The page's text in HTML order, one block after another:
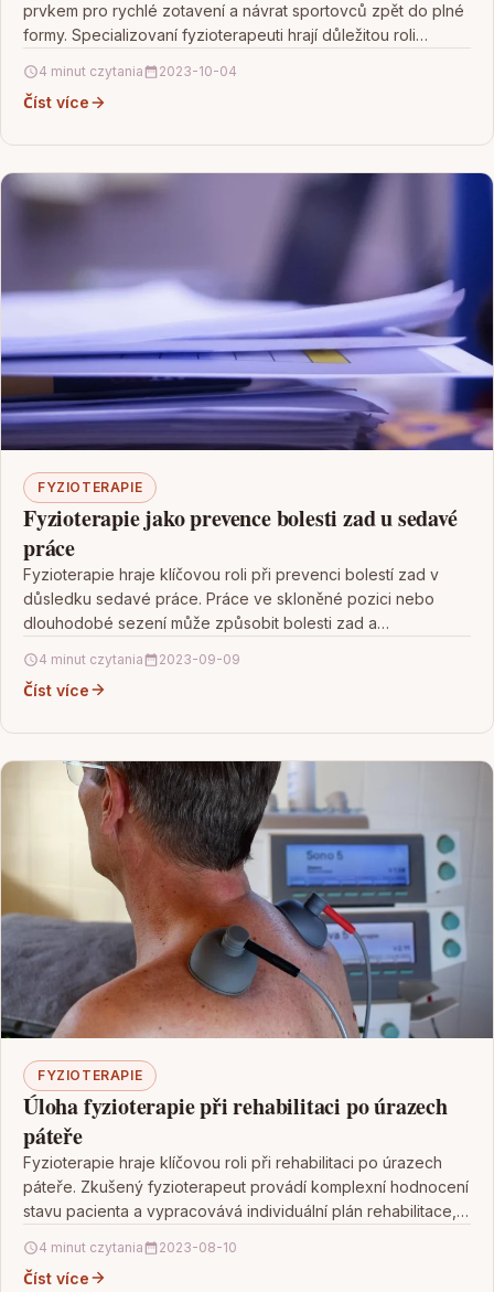
prvkem pro rychlé zotavení a návrat sportovců zpět do plné
formy. Specializovaní fyzioterapeuti hrají důležitou roli…
4 minut czytania 2023-10-04
Číst více
FYZIOTERAPIE
Fyzioterapie jako prevence bolesti zad u sedavé
práce
Fyzioterapie hraje klíčovou roli při prevenci bolestí zad v
důsledku sedavé práce. Práce ve skloněné pozici nebo
dlouhodobé sezení může způsobit bolesti zad a…
4 minut czytania 2023-09-09
Číst více
FYZIOTERAPIE
Úloha fyzioterapie při rehabilitaci po úrazech
páteře
Fyzioterapie hraje klíčovou roli při rehabilitaci po úrazech
páteře. Zkušený fyzioterapeut provádí komplexní hodnocení
stavu pacienta a vypracovává individuální plán rehabilitace,
4 minut czytania 2023-08-10
Číst více